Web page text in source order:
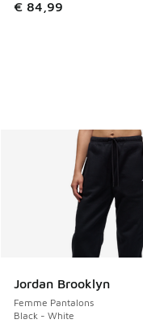
€ 84,99
Jordan Brooklyn
Femme Pantalons
Black - White